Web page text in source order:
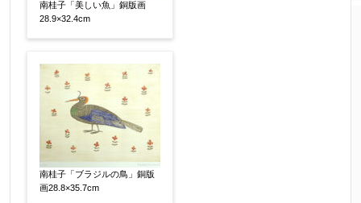
南桂子「美しい魚」銅版画
28.9×32.4cm
南桂子「ブラジルの鳥」銅版
画28.8×35.7cm